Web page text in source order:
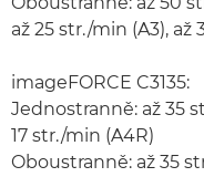
až 25 str./min (A3), až
imageFORCE C3135:
Jednostranně: až 35
17 str./min (A4R)
Oboustranně: až 35